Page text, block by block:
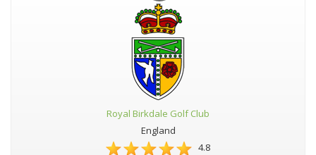
Royal Birkdale Golf Club
England
4.8